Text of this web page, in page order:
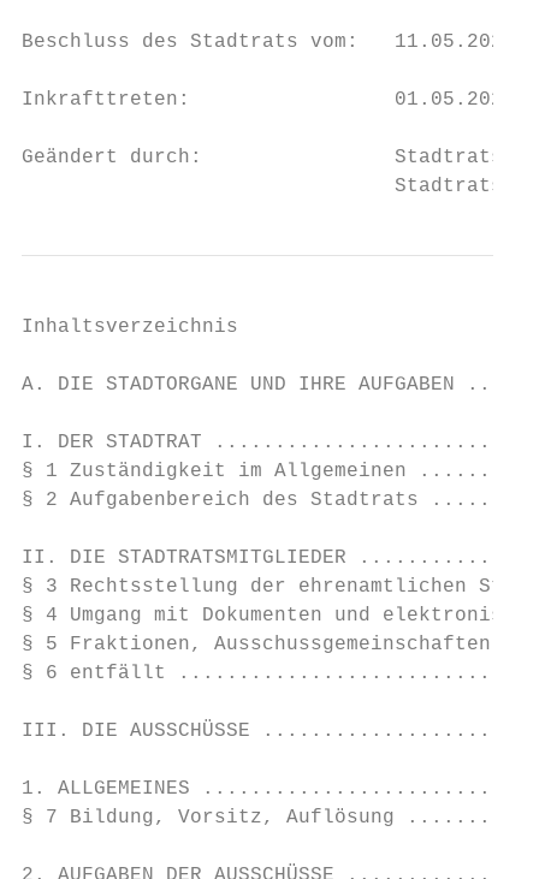
Beschluss des Stadtrats vom:   11.05.2020
Inkrafttreten:                 01.05.2020
Geändert durch:
Inhaltsverzeichnis
A. DIE STADTORGANE UND IHRE
I. DER STADTRAT
§ 1 Zuständigkeit im
§ 2 Aufgabenbereich des
II. DIE
§ 3 Rechtsstellung der
§ 4 Umgang mit Dokumenten und
§ 5 Fraktionen,
§ 6 entfällt
III. DIE AUSSCHÜSSE
1. ALLGEMEINES
§ 7 Bildung, Vorsitz,